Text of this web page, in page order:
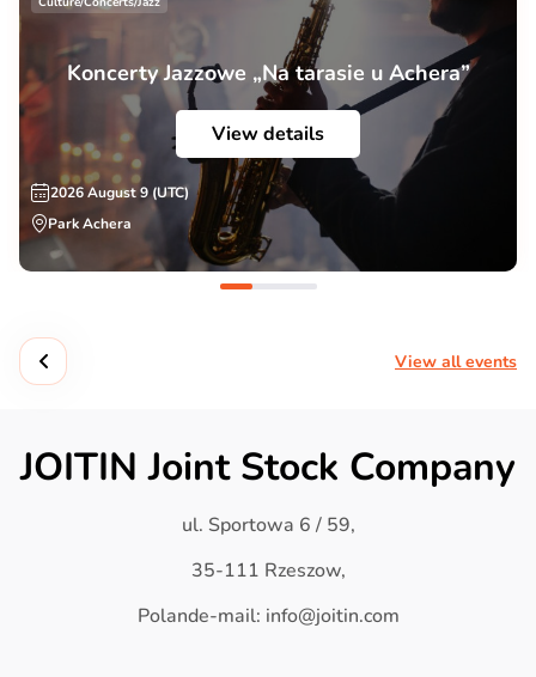
Koncerty Jazzowe „Na tarasie u Achera”
View details
2026 August 9 (UTC)
Park Achera
View all events
JOITIN Joint Stock Company
ul. Sportowa 6 / 59,
35-111 Rzeszow,
Polande-mail: info@joitin.com